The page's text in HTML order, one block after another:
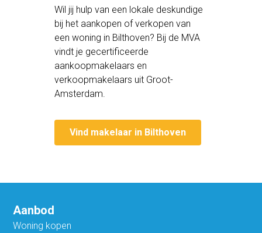
Wil jij hulp van een lokale deskundige
bij het aankopen of verkopen van
een woning in Bilthoven? Bij de MVA
vindt je gecertificeerde
aankoopmakelaars en
verkoopmakelaars uit Groot-
Amsterdam.
Vind makelaar in Bilthoven
Aanbod
Woning kopen